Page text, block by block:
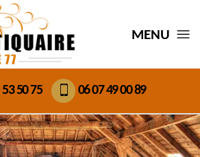
MENU
50 75 06 07 49 00 89